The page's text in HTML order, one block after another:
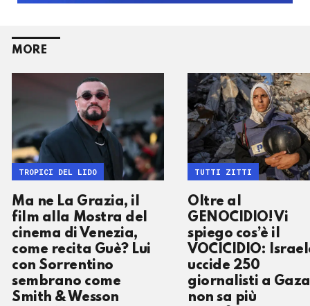
MORE
Ma ne La Grazia, il
film alla Mostra del
cinema di Venezia,
come recita Guè? Lui
con Sorrentino
sembrano come
Smith & Wesson
TROPICI DEL LIDO
Oltre al
GENOCIDIO! Vi
spiego cos’è il
VOCICIDIO:
uccide 250
giornalisti a
non sa più
TUTTI ZITTI